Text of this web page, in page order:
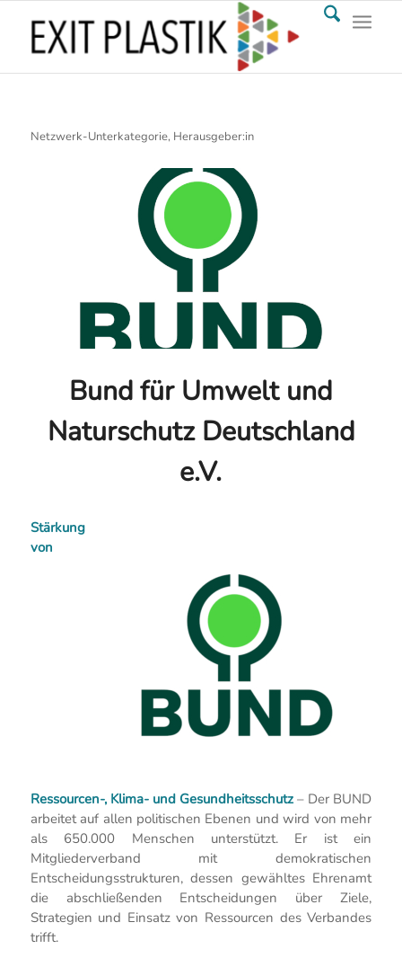
Netzwerk-Unterkategorie, Herausgeber:in
Bund für Umwelt und
Naturschutz Deutschland
e.V.
Stärkung
von
Ressourcen-, Klima- und Gesundheitsschutz – Der BUND
arbeitet auf allen politischen Ebenen und wird von mehr
als 650.000 Menschen unterstützt. Er ist ein
Mitgliederverband mit demokratischen
Entscheidungsstrukturen, dessen gewähltes Ehrenamt
die abschließenden Entscheidungen über Ziele,
Strategien und Einsatz von Ressourcen des Verbandes
trifft.